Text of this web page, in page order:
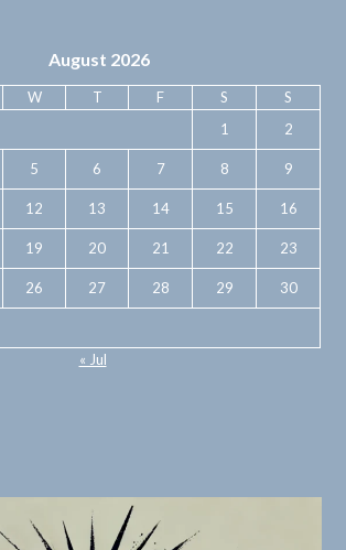
August 2026
W T F S
S
1
2
5 6 7 8 9
12 13 14 15 16
19 20 21 22 23
26 27 28 29 30
« Jul